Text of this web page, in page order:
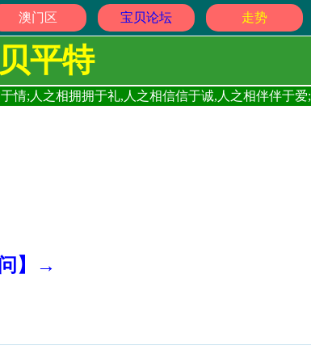
澳门区 宝贝论坛 走势
平特
情;人之相拥拥于礼,人之相信信于诚,人之相伴伴于爱;
】→